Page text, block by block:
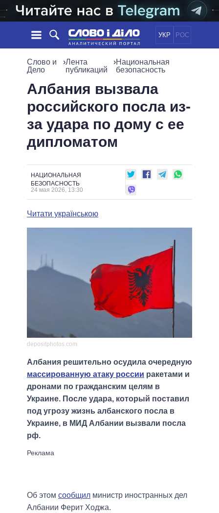
УКР РОС
НОВОСТИ
ЛЕНТА
СТАТЬИ
МНЕНИЯ
ОБЗОРЫ
ОБЩЕСТВО
МИР
ПОЛИТИКИ
ВСЕ ПОЛИТИКИ
ПРЕЗИДЕНТ И ОФИС
ГЛАВЫ ОБЛАДМИНИСТРАЦИЙ
МЭРЫ
ВСЕ ПЕРСОНЫ
ИНФОГРАФИКА
ВИДЕО
ПОДДЕРЖАТЬ
СРАВНЕНИЕ ПОЛИТИКОВ
Слово и
Дело
›Лента
публикаций
›Национальная
безопасность
Албания вызвала
российского посла из-
за удара по дому с ее
дипломатом
НАЦИОНАЛЬНАЯ
БЕЗОПАСНОСТЬ
24 мая 2026, 13:30
Читати українською
depositphotos.com
Албания решительно осудила очередную
массированную атаку россии ракетами и
дронами по гражданским целям в
Украине. После удара, который поставил
под угрозу жизнь албанского посла в
Украине, в МИД Албании вызвали посла
рф.
Об этом сообщил министр иностранных дел
Албании Ферит Ходжа.